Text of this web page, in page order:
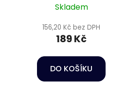
Skladem
156,20 Kč bez DPH
189 Kč
DO KOŠÍKU